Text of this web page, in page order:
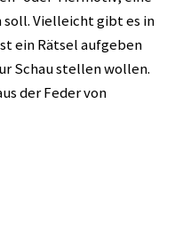
Vielleicht gibt es in
ein Rätsel aufgeben
Schau stellen wollen.
der Feder von